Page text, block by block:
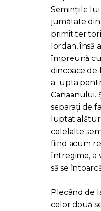
Semințiile lui
jumătate din
primit
Iordan, însă
împreună
dincoace de
a lupta
Canaanului.
separați de
luptat
celelalte
fiind acum
întregime, a
să se
Plecând de
celor două